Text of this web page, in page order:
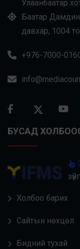
Улаанбаатар
Баатар
давхар, 1004
+976-7000-
БУСАД
Холбоо барих
Сайтын нөхцөл
Бидний тухай